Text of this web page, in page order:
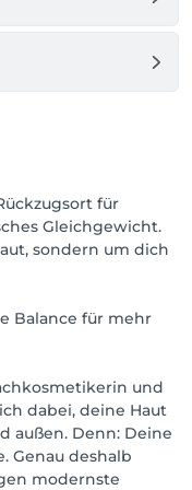
für
Gleichgewicht.
sondern um dich
Balance für mehr
und
dabei, deine Haut
außen. Denn: Deine
Genau deshalb
modernste